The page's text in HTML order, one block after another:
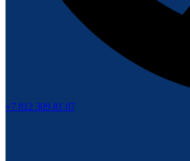
+7 812 309 81 07